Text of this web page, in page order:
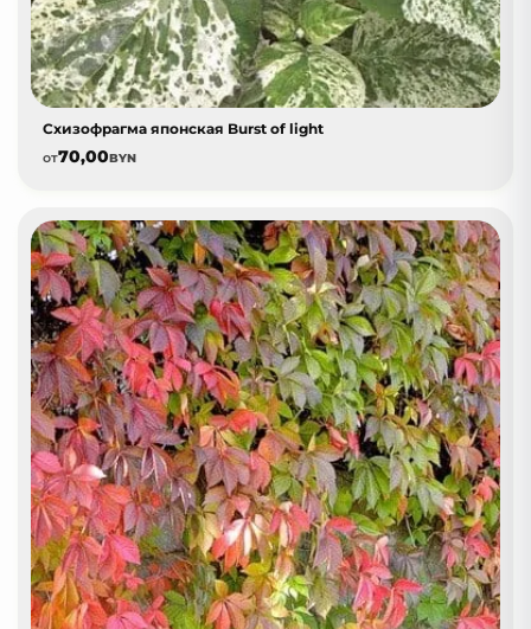
Схизофрагма японская Burst of light
от70,00BYN